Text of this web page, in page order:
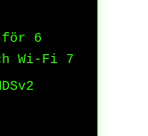
för 6
Wi-Fi 7